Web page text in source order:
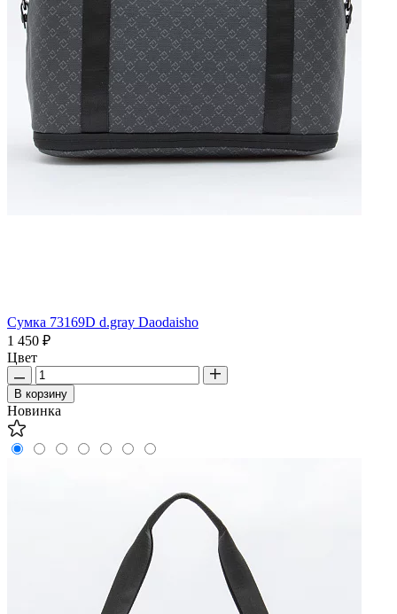
Сумка 73169D d.gray Daodaisho
1 450 ₽
Цвет
В корзину
Новинка